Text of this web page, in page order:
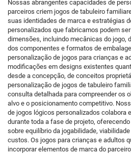
Nossas abrangentes capacidades de
parceiros criem jogos de tabuleiro
suas identidades de marca e estratégias
personalizados que fabricamos podem
dimensões, incluindo mecânicas do jogo,
dos componentes e formatos de
personalização de jogos para crianças e
modificações em designs existentes
desde a concepção, de conceitos
personalização de jogos de tabuleiro
consulta detalhada para compreender os
alvo e o posicionamento competitivo.
de jogos lógicos personalizados colabora
durante toda a fase de projeto,
sobre equilíbrio da jogabilidade,
custos. Os jogos para crianças e adultos
incorporar elementos de marca do